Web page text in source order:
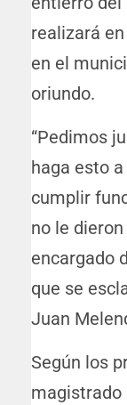
realizará
en el
oriundo.
“Pedimos
haga esto
cumplir
no le
encargado
que se
Juan
Según los
magistrado